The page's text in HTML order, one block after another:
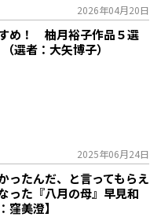
2026年04月20日
すめ！ 柚月裕子作品５選
選者：大矢博子）
2025年06月24日
ったんだ、と言ってもらえ
た――『八月の母』早見和
窪美澄】